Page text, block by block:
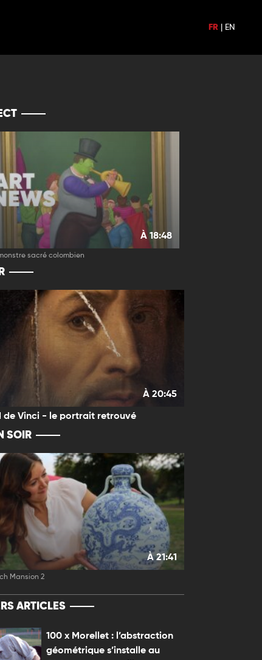
FR EN
À 18:48
sacré colombien
À 20:45
de Vinci - le portrait retrouvé
SOIR
À 21:41
Mansion 2
ARTICLES
100 x Morellet : l’abstraction
géométrique s’installe au